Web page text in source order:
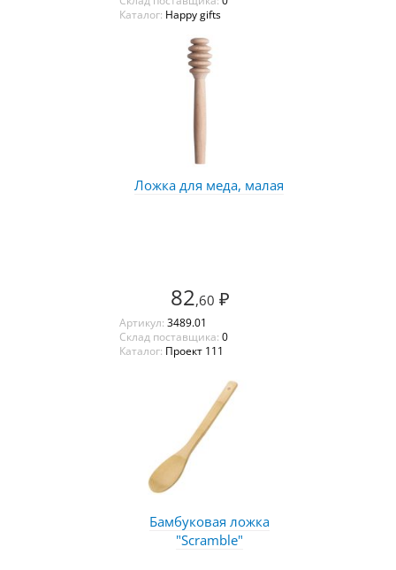
Каталог: Happy gifts
Ложка для меда, малая
82,60 ₽
Артикул: 3489.01
Склад поставщика: 0
Каталог: Проект 111
Бамбуковая ложка
"Scramble"